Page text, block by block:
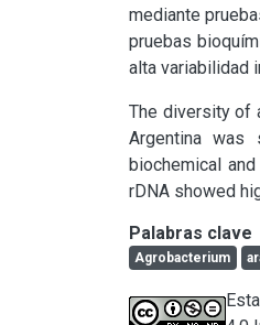
mediante
pruebas
alta variabilidad
The diversity of
Argentina was
biochemical
rDNA showed
Palabras clave
Agrobacterium